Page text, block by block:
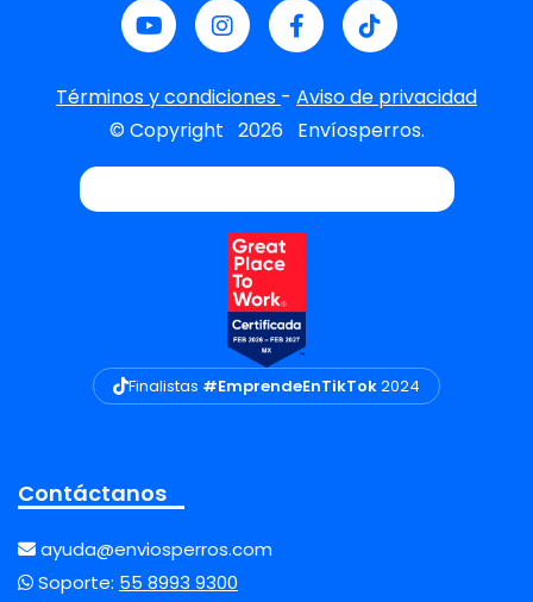
Términos y condiciones - Aviso de privacidad
© Copyright 2026 Envíosperros.
Finalistas #EmprendeEnTikTok2024
Contáctanos
ayuda@enviosperros.com
Soporte: 55 8993 9300